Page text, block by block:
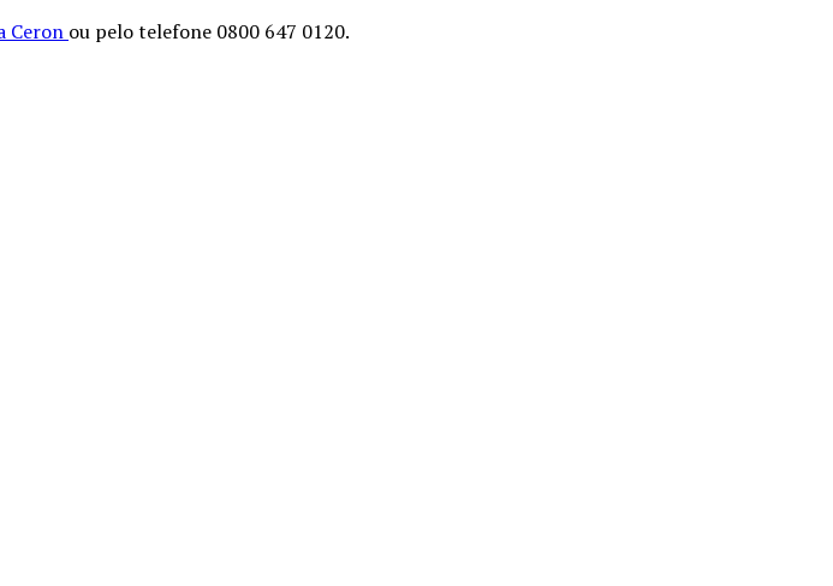
Ceron ou pelo telefone 0800 647 0120.